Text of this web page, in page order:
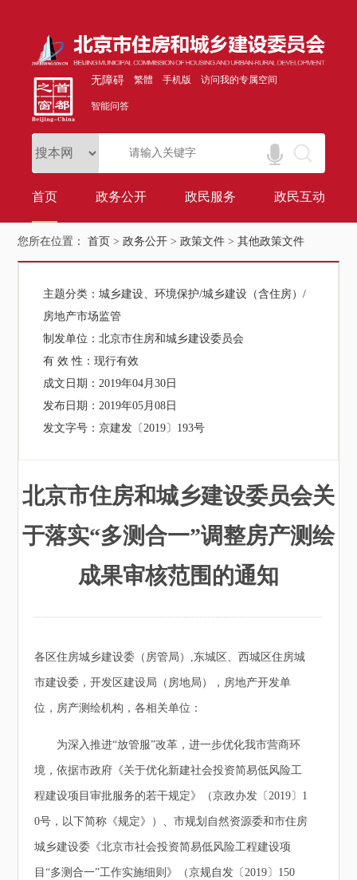
无障碍 繁體 手机版 访问我的专属空间
智能问答
首页 政务公开 政民服务 政民互动
您所在位置：首页 >政务公开 >政策文件 >其他政策文件
主题分类：城乡建设、环境保护/城乡建设（含住房）/
房地产市场监管
制发单位：北京市住房和城乡建设委员会
有 效 性：现行有效
成文日期：2019年04月30日
发布日期：2019年05月08日
发文字号：京建发〔2019〕193号
北京市住房和城乡建设委员会关
于落实“多测合一”调整房产测绘
成果审核范围的通知
各区住房城乡建设委（房管局）,东城区、西城区住房城
市建设委，开发区建设局（房地局），房地产开发单
位，房产测绘机构，各相关单位：
为深入推进“放管服”改革，进一步优化我市营商环
境，依据市政府《关于优化新建社会投资简易低风险工
程建设项目审批服务的若干规定》（京政办发〔2019〕1
0号，以下简称《规定》）、市规划自然资源委和市住房
城乡建设委《北京市社会投资简易低风险工程建设项
目“多测合一”工作实施细则》（京规自发〔2019〕150